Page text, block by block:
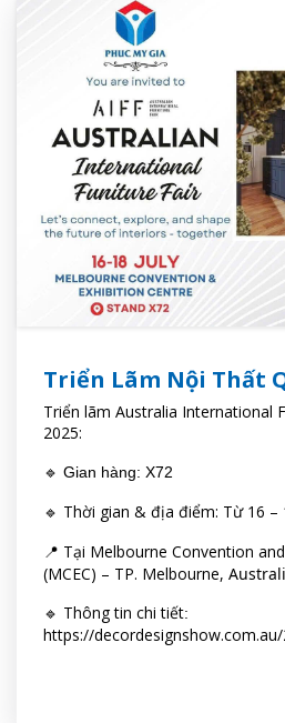
Triển Lãm Nội Thất
Thương Hiệu Hàng
Triển lãm Australia International
2025:
🔹 Gian hàng: X72
🔹 Thời gian & địa điểm: Từ 16 –
📍 Tại Melbourne Convention
(MCEC) – TP. Melbourne,
🔹 Thông tin chi tiết:
https://